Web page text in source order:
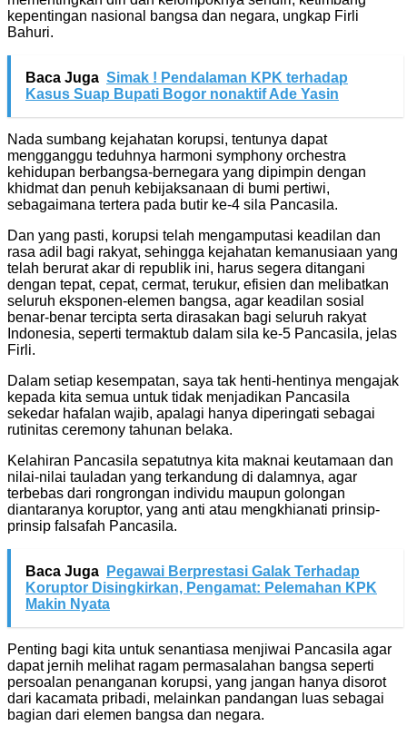
kepentingan nasional bangsa dan negara, ungkap Firli
Bahuri.
Baca Juga Simak ! Pendalaman KPK terhadap
Kasus Suap Bupati Bogor nonaktif Ade Yasin
Nada sumbang kejahatan korupsi, tentunya dapat
mengganggu teduhnya harmoni symphony orchestra
kehidupan berbangsa-bernegara yang dipimpin dengan
khidmat dan penuh kebijaksanaan di bumi pertiwi,
sebagaimana tertera pada butir ke-4 sila Pancasila.
Dan yang pasti, korupsi telah mengamputasi keadilan dan
rasa adil bagi rakyat, sehingga kejahatan kemanusiaan yang
telah berurat akar di republik ini, harus segera ditangani
dengan tepat, cepat, cermat, terukur, efisien dan melibatkan
seluruh eksponen-elemen bangsa, agar keadilan sosial
benar-benar tercipta serta dirasakan bagi seluruh rakyat
Indonesia, seperti termaktub dalam sila ke-5 Pancasila, jelas
Firli.
Dalam setiap kesempatan, saya tak henti-hentinya mengajak
kepada kita semua untuk tidak menjadikan Pancasila
sekedar hafalan wajib, apalagi hanya diperingati sebagai
rutinitas ceremony tahunan belaka.
Kelahiran Pancasila sepatutnya kita maknai keutamaan dan
nilai-nilai tauladan yang terkandung di dalamnya, agar
terbebas dari rongrongan individu maupun golongan
diantaranya koruptor, yang anti atau mengkhianati prinsip-
prinsip falsafah Pancasila.
Baca Juga
Pegawai Berprestasi Galak Terhadap
Koruptor Disingkirkan, Pengamat: Pelemahan KPK
Makin Nyata
Penting bagi kita untuk senantiasa menjiwai Pancasila agar
dapat jernih melihat ragam permasalahan bangsa seperti
persoalan penanganan korupsi, yang jangan hanya disorot
dari kacamata pribadi, melainkan pandangan luas sebagai
bagian dari elemen bangsa dan negara.